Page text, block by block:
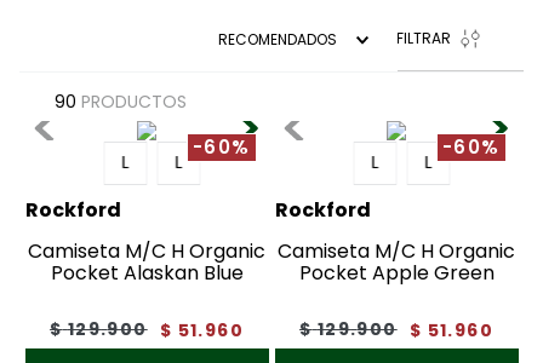
RECOMENDADOS FILTRAR
90 PRODUCTOS
-60%
L L
Rockford
Camiseta M/C H Organic
Pocket Alaskan Blue
$ 129.900 $ 51.960
-60%
L L
Rockford
Camiseta M/C H Organic
Pocket Apple Green
$ 129.900 $ 51.960
4.
camisa
5
medias
morral
7 .
botas
8.
tenis
10. chaqueta